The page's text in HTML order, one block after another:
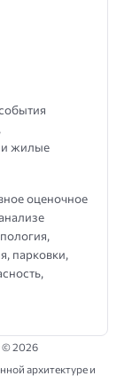
и жилые
оценочное
парковки,
©2026
архитектуре и